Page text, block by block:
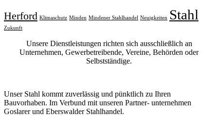
Herford Klimaschutz Minden Mindener Stahlhandel Neuigkeiten Stahl
Zukunft
Unsere Dienstleistungen richten sich ausschließlich an
Unternehmen, Gewerbetreibende, Vereine, Behörden oder
Selbstständige.
Unser Stahl kommt zuverlässig und pünktlich zu Ihren
Bauvorhaben. Im Verbund mit unseren Partner- unternehmen
Goslarer und Eberswalder Stahlhandel.